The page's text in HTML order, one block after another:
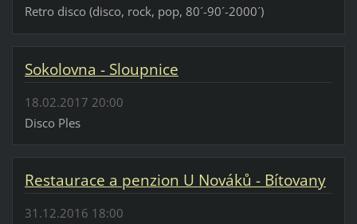
Retro disco (disco, rock, pop, 80´-90´-2000´)
Sokolovna - Sloupnice
18.02.2017 20:00
Disco Ples
Restaurace a penzion U Nováků - Bítovany
31.12.2016 18:00